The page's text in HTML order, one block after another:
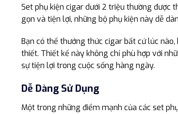
Set phụ kiện cigar dưới 2 triệu thường được
gọn và tiện lợi, những bộ phụ kiện này dễ
Bạn có thể thưởng thức cigar bất cứ lúc
thiết. Thiết kế này không chỉ phù hợp với
sự tiện lợi trong cuộc sống hàng ngày.
Dễ Dàng Sử Dụng
Một trong những điểm mạnh của các set